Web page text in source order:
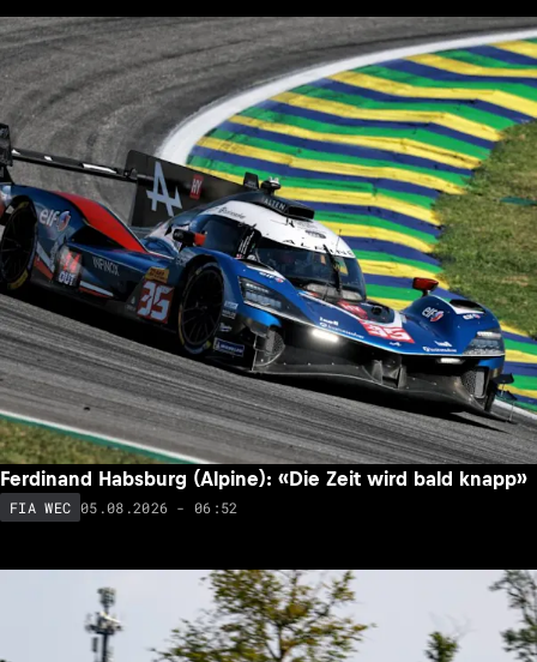
Ferdinand Habsburg (Alpine): «Die Zeit wird bald knapp»
FIA WEC 05.08.2026 - 06:52